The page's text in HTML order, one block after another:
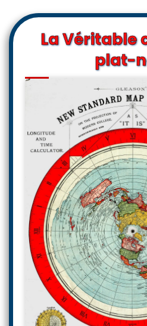
La Véritable
plat-